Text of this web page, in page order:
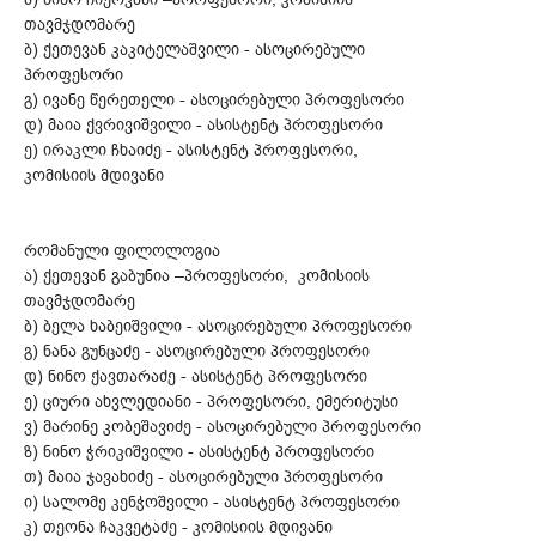
თავმჯდომარე
ბ) ქეთევან კაკიტელაშვილი - ასოცირებული
პროფესორი
გ) ივანე წერეთელი - ასოცირებული პროფესორი
დ) მაია ქვრივიშვილი - ასისტენტ პროფესორი
ე) ირაკლი ჩხაიძე - ასისტენტ პროფესორი,
კომისიის მდივანი
რომანული ფილოლოგია
ა) ქეთევან გაბუნია –პროფესორი, კომისიის
თავმჯდომარე
ბ) ბელა ხაბეიშვილი - ასოცირებული პროფესორი
გ) ნანა გუნცაძე - ასოცირებული პროფესორი
დ) ნინო ქავთარაძე - ასისტენტ პროფესორი
ე) ციური ახვლედიანი - პროფესორი, ემერიტუსი
ვ) მარინე კობეშავიძე - ასოცირებული პროფესორი
ზ) ნინო ჭრიკიშვილი - ასისტენტ პროფესორი
თ) მაია ჯავახიძე - ასოცირებული პროფესორი
ი) სალომე კენჭოშვილი - ასისტენტ პროფესორი
კ) თეონა ჩაკვეტაძე - კომისიის მდივანი